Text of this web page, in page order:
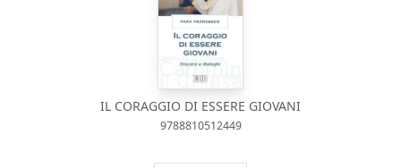
IL CORAGGIO DI ESSERE GIOVANI
9788810512449